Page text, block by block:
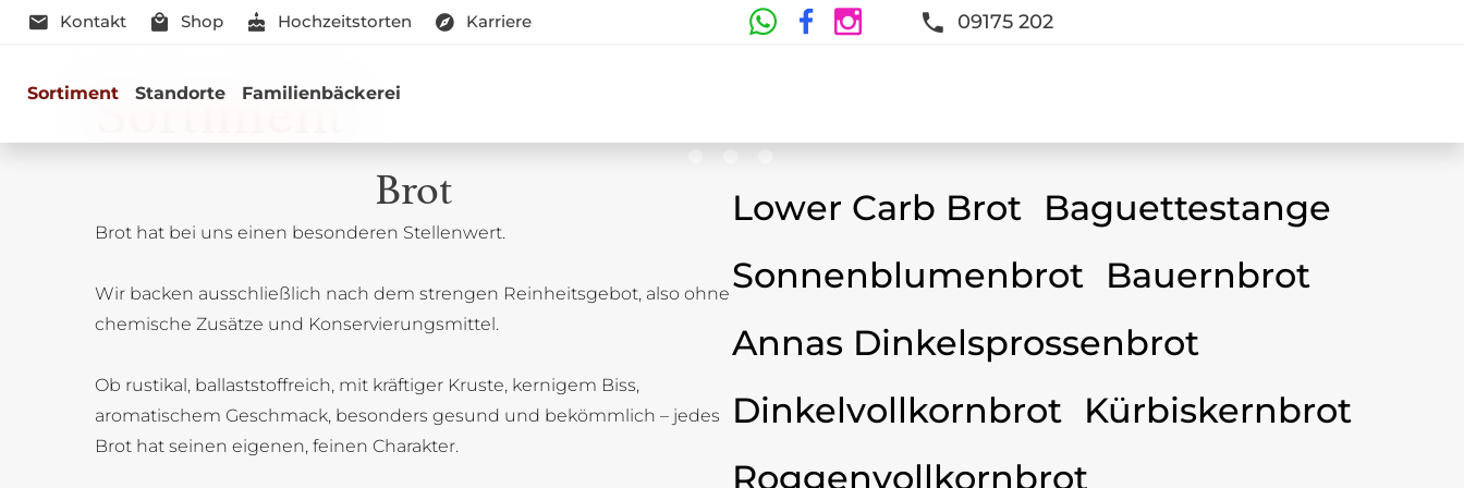
Kontakt Shop Hochzeitstorten Karriere 09175 202
Sortiment Standorte Familienbäckerei
Sortiment
Herzhaft oder süß - Beste Qualität und Frische sind garantiert
Brot
Brot hat bei uns einen besonderen Stellenwert.
Wir backen ausschließlich nach dem strengen Reinheitsgebot, also ohne
chemische Zusätze und Konservierungsmittel.
Ob rustikal, ballaststoffreich, mit kräftiger Kruste, kernigem Biss,
aromatischem Geschmack, besonders gesund und bekömmlich – jedes
Brot hat seinen eigenen, feinen Charakter.
Lower Carb Brot Baguettestange
Sonnenblumenbrot Bauernbrot
Annas Dinkelsprossenbrot
Dinkelvollkornbrot Kürbiskernbrot
Roggenvollkornbrot